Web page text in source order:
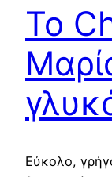
To
Εύκολο,